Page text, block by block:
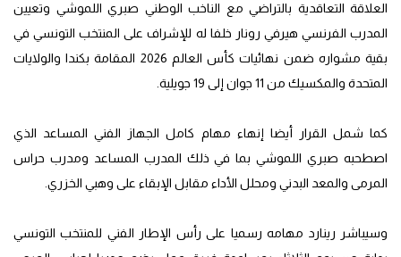
العلاقة التعاقدية بالتراضي مع الناخب الوطني صبري اللموشي وتعيين
المدرب الفرنسي هيرفي رونار خلفا له للإشراف على المنتخب التونسي في
بقية مشواره ضمن نهائيات كأس العالم 2026 المقامة بكندا والولايات
المتحدة والمكسيك من 11 جوان إلى 19 جويلية.
كما شمل القرار أيضا إنهاء مهام كامل الجهاز الفني المساعد الذي
اصطحبه صبري اللموشي بما في ذلك المدرب المساعد ومدرب حراس
المرمى والمعد البدني ومحلل الأداء مقابل الإبقاء على وهبي الخزري.
وسيباشر رينارد مهامه رسميا على رأس الإطار الفني للمنتخب التونسي